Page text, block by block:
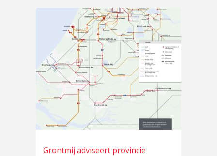
lees meer…
Grontmij adviseert provincie